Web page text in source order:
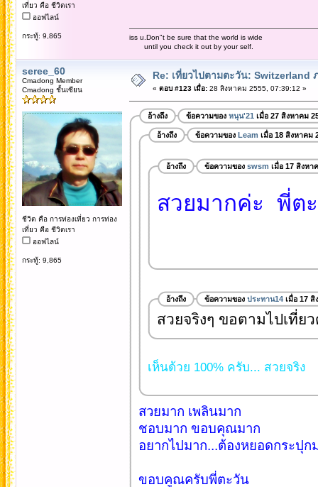
เที่ยว คือ ชีวิตเรา
ออฟไลน์
กระทู้: 9,865
iss u.Don"t be sure that the world is wide
until you check it out by your self.
seree_60
Cmadong Member
Cmadong ชั้นเซียน
ชีวิต คือ การท่องเที่ยว การท่อง
เที่ยว คือ ชีวิตเรา
ออฟไลน์
กระทู้: 9,865
Re: เที่ยวไปตามตะวัน: Switzerland
« ตอบ #123 เมื่อ:28 สิงหาคม 2555, 07:39:12 »
อ้างถึง ข้อความของ หนุน'21 เมื่อ 27 สิงหาคม
อ้างถึง ข้อความของ Leam เมื่อ 18 สิงหาคม
อ้างถึง ข้อความของ swsm เมื่อ 17 สิงหา
สวยมากค่ะ พี่
อ้างถึง ข้อความของ ประทาน14เมื่อ 17 สิ
สวยจริงๆ ขอตามไปเที่ย
เห็นด้วย 100% ครับ... สวยจริง
สวยมาก เพลินมาก
ชอบมาก ขอบคุณมาก
อยากไปมาก...ต้องหยอดกระปุก
ขอบคูณครับพี่ตะวัน